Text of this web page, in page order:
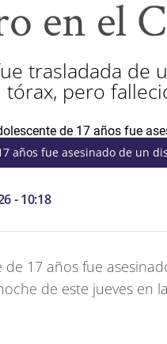
en el
trasladada de
pero
años fue asesinado de un
- 10:18
de 17 años fue
de este jueves en